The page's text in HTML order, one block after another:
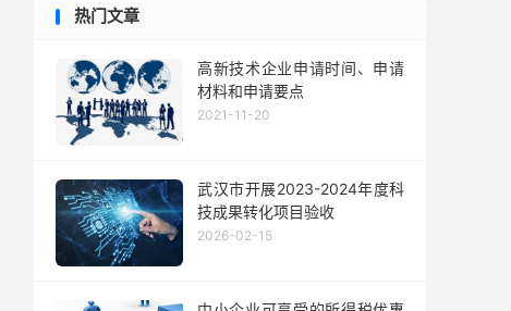
热门文章
高新技术企业申请时间、申请
材料和申请要点
2021-11-20
武汉市开展2023-2024年度科
技成果转化项目验收
2026-02-15